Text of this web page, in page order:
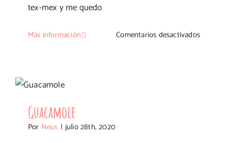
tex-mex y me quedo
Más información Comentarios desactivadosen
Guacamole
Por Neus | julio 28th, 2020